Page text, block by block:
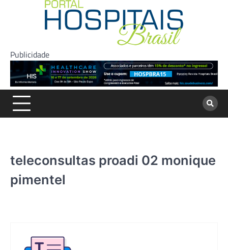
Publicidade
teleconsultas proadi 02 monique
pimentel